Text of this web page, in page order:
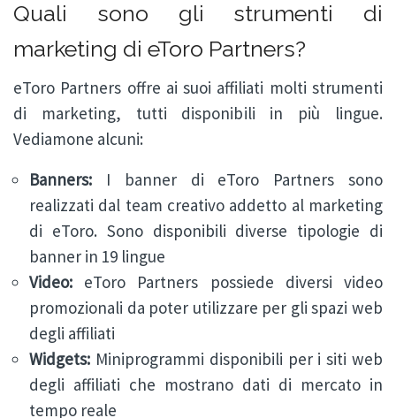
Quali sono gli strumenti di
marketing di eToro Partners?
eToro Partners offre ai suoi affiliati molti strumenti
di marketing, tutti disponibili in più lingue.
Vediamone alcuni:
Banners: I banner di eToro Partners sono
realizzati dal team creativo addetto al marketing
di eToro. Sono disponibili diverse tipologie di
banner in 19 lingue
Video: eToro Partners possiede diversi video
promozionali da poter utilizzare per gli spazi web
degli affiliati
Widgets: Miniprogrammi disponibili per i siti web
degli affiliati che mostrano dati di mercato in
tempo reale